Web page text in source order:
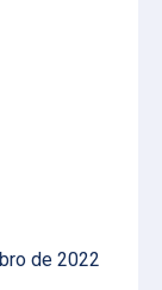
de 2022